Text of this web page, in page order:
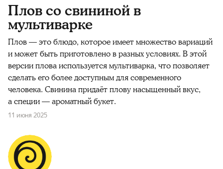
Плов со свининой в
мультиварке
Плов — это блюдо, которое имеет множество вариаций
и может быть приготовлено в разных условиях. В этой
версии плова используется мультиварка, что позволяет
сделать его более доступным для современного
человека. Свинина придаёт плову насыщенный вкус,
а специи — ароматный букет.
11 июня 2025